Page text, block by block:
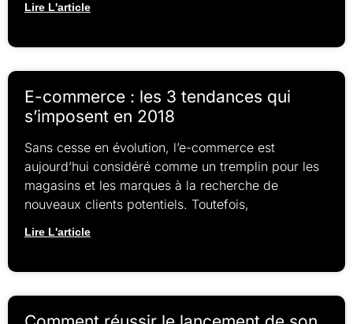
Lire L'article
E-commerce : les 3 tendances qui
s’imposent en 2018
Sans cesse en évolution, l’e-commerce est
aujourd’hui considéré comme un tremplin pour les
magasins et les marques à la recherche de
nouveaux clients potentiels. Toutefois,
Lire L'article